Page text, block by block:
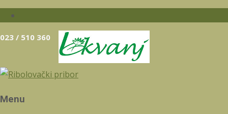
023 / 510 360
Menu